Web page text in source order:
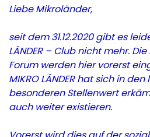
Liebe Mikroländer,
seit dem 31.12.2020 gibt es
LÄNDER – Club nicht mehr.
Forum werden hier vorerst
MIKRO LÄNDER hat sich in
besonderen Stellenwert
auch weiter existieren.